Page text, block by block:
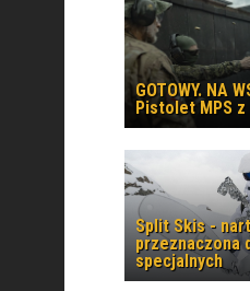
GOTOWY. NA
Pistolet MPS
Split Skis -
przeznaczona
specjalnych